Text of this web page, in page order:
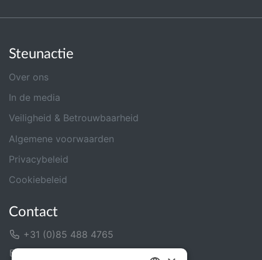
Steunactie
Over ons
In de media
Veiligheid & Betrouwbaarheid
Algemene voorwaarden
Privacybeleid
Cookiebeleid
Contact
+31 (0)85 488 4765